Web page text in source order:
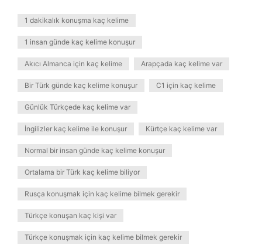
1 dakikalık konuşma kaç kelime
1 insan günde kaç kelime konuşur
Akıcı Almanca için kaç kelime Arapçada kaç kelime var
Bir Türk günde kaç kelime konuşur C1 için kaç kelime
Günlük Türkçede kaç kelime var
İngilizler kaç kelime ile konuşur Kürtçe kaç kelime var
Normal bir insan günde kaç kelime konuşur
Ortalama bir Türk kaç kelime biliyor
Rusça konuşmak için kaç kelime bilmek gerekir
Türkçe konuşan kaç kişi var
Türkçe konuşmak için kaç kelime bilmek gerekir